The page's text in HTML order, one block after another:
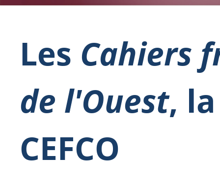
Les Cahiers
de l'Ouest,
CEFCO